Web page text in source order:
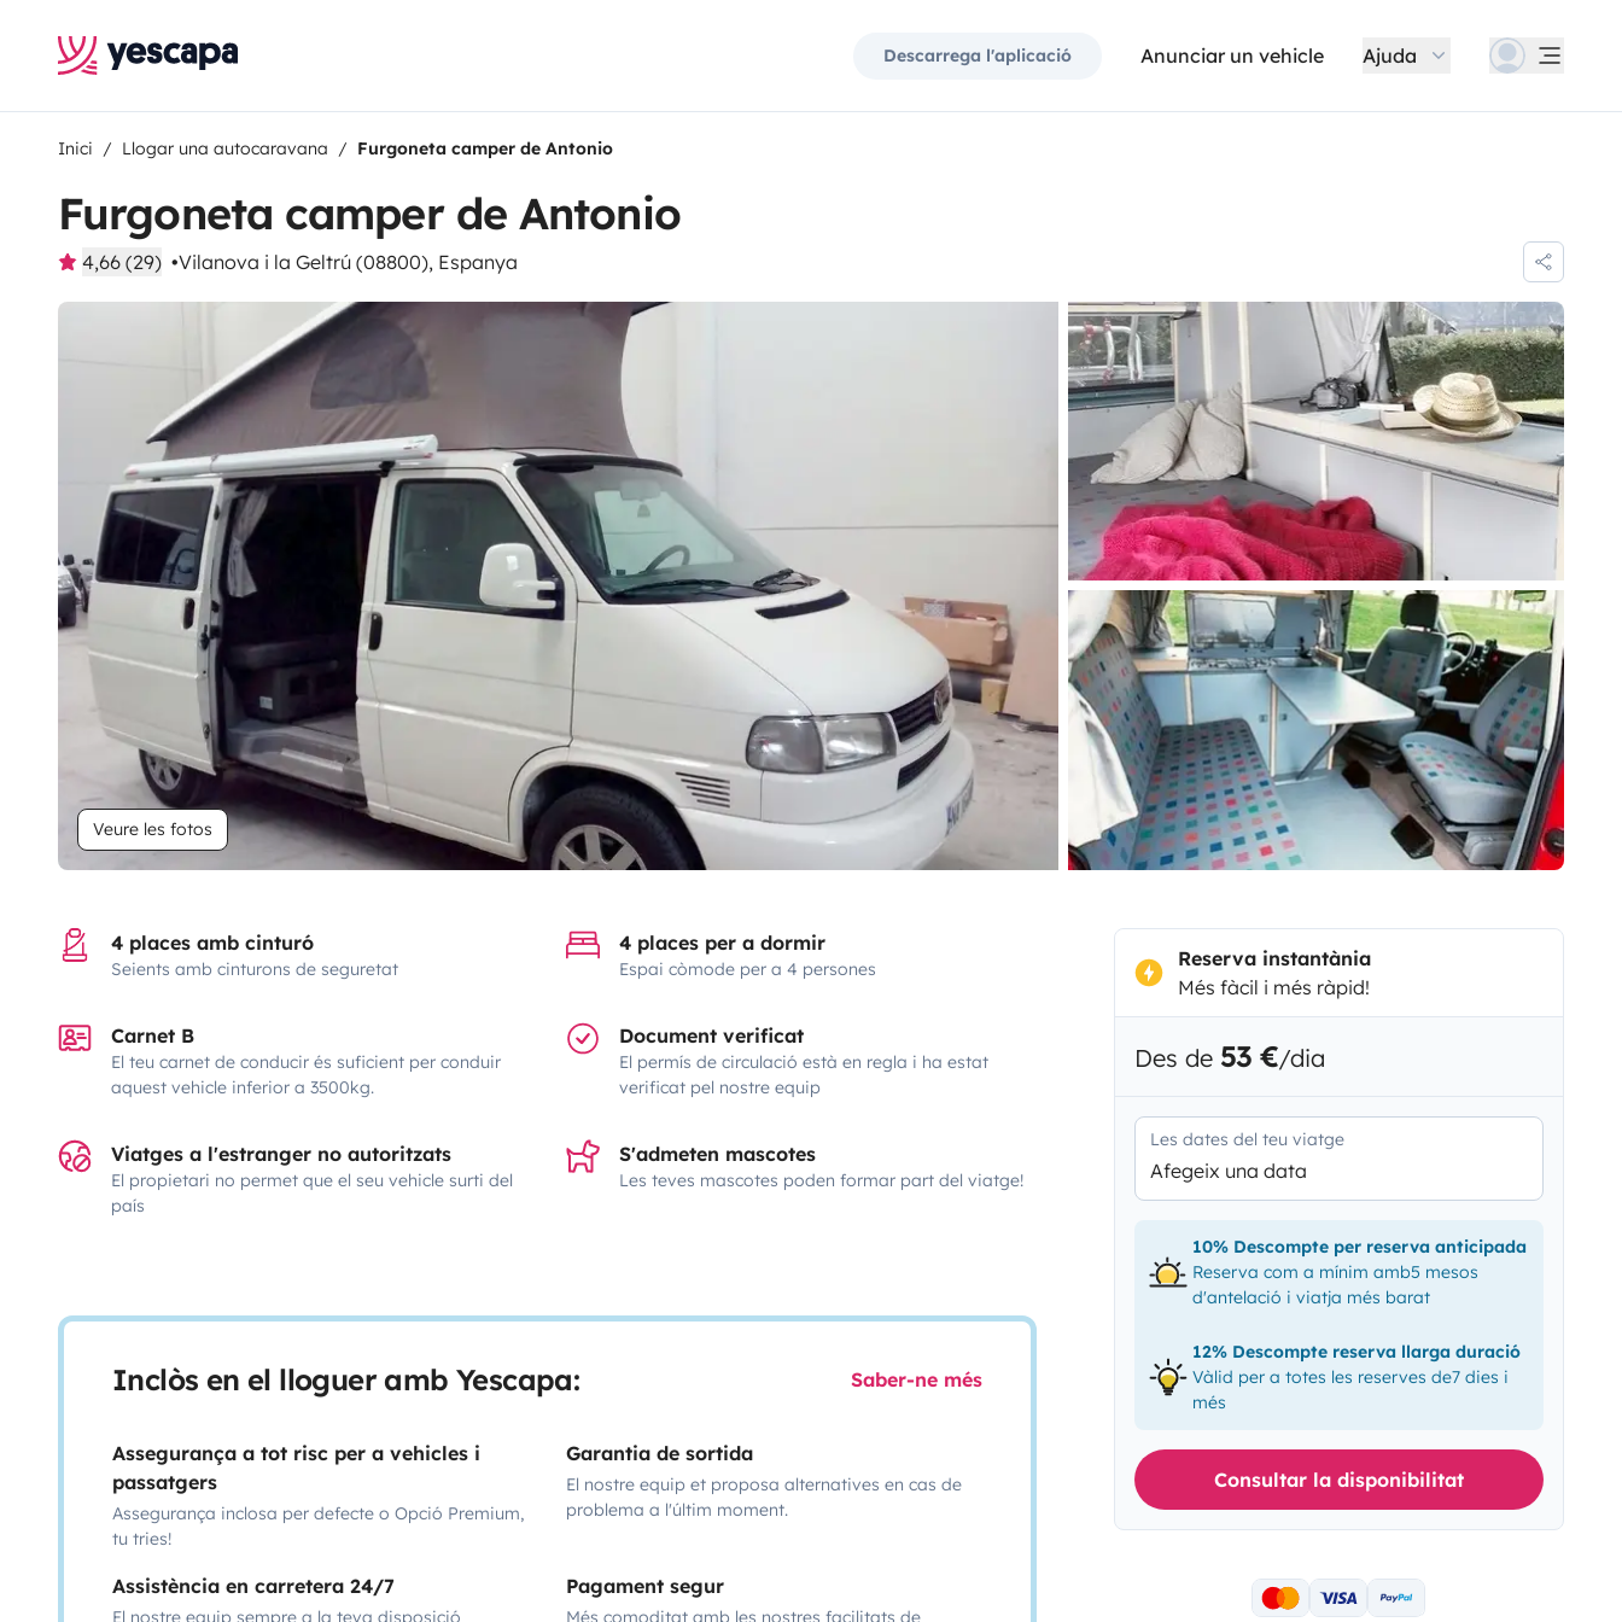
Descarrega l'aplicació Anunciar un vehicle Ajuda
Inici Llogar una autocaravana Furgoneta camper de Antonio
Furgoneta camper de Antonio
4,66 (29) Vilanova i la Geltrú (08800), Espanya
Veure les fotos
4 places amb cinturó
Seients amb cinturons de seguretat
4 places per a dormir
Espai còmode per a 4 persones
Carnet B
El teu carnet de conducir és suficient per conduir
aquest vehicle inferior a 3500kg.
Document verificat
El permís de circulació està en regla i ha estat
verificat pel nostre equip
Viatges a l'estranger no autoritzats
El propietari no permet que el seu vehicle surti del
país
S'admeten mascotes
Les teves mascotes poden formar part del viatge!
Inclòs en el lloguer amb Yescapa: Saber-ne més
Assegurança a tot risc per a vehicles i
passatgers
Assegurança inclosa per defecte o Opció Premium,
tu tries!
Garantia de sortida
El nostre equip et proposa alternatives en cas de
problema a l'últim moment.
Assistència en carretera 24/7
El nostre equip sempre a la teva disposició
Pagament segur
Més comoditat amb les nostres facilitats de
Reserva instantània
Més fàcil i més ràpid!
Des de 53 €/dia
Les dates del teu viatge
Afegeix una data
10% Descompte per reserva anticipada
Reserva com a mínim amb5 mesos
d'antelació i viatja més barat
12% Descompte reserva llarga duració
Vàlid per a totes les reserves de7 dies i
més
Consultar la disponibilitat